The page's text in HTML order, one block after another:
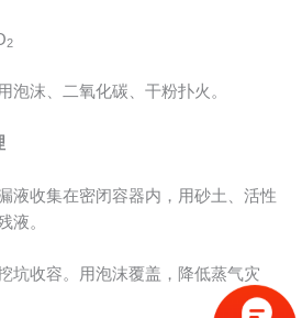
2
泡沫、二氧化碳、干粉扑火。
液收集在密闭容器内，用砂土、活性
液。
坑收容。用泡沫覆盖，降低蒸气灾